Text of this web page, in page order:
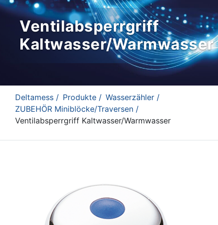
Ventilabsperrgriff
Kaltwasser/Warmwasser
Deltamess / Produkte / Wasserzähler /
ZUBEHÖR Miniblöcke/Traversen /
Ventilabsperrgriff Kaltwasser/Warmwasser